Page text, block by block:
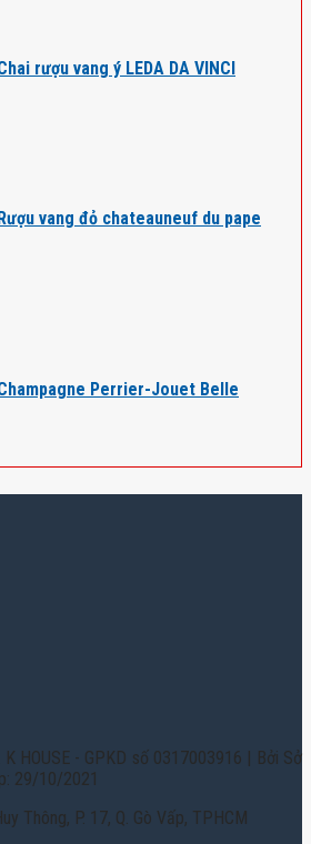
rượu vang ý LEDA DA VINCI
vang đỏ chateauneuf du pape
Perrier-Jouet Belle
HOUSE - GPKD số 0317003916 | Bởi Sở
29/10/2021
Thông, P. 17, Q. Gò Vấp, TPHCM